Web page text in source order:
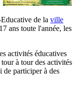
de la ville
ans toute l'année, les
activités éducatives
à tour des activités
de participer à des